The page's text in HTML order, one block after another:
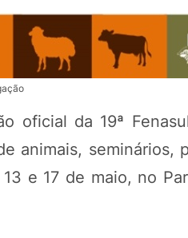
oficial da 19ª
animais, seminários,
e 17 de maio, no